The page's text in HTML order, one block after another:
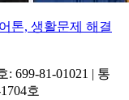
톤, 생활문제 해결
699-81-01021 | 통
호